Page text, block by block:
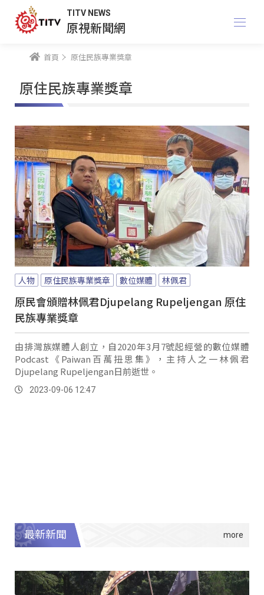
TITV NEWS
原視新聞網
首頁 原住民族專業獎章
原住民族專業獎章
人物 原住民族專業獎章 數位媒體 林佩君
原民會頒贈林佩君Djupelang Rupeljengan 原住
民族專業獎章
由排灣族媒體人創立，自2020年3月7號起經營的數位媒體
Podcast《Paiwan百萬扭思集》，主持人之一林佩君
Djupelang Rupeljengan日前逝世。
2023-09-06 12:47
最新新聞